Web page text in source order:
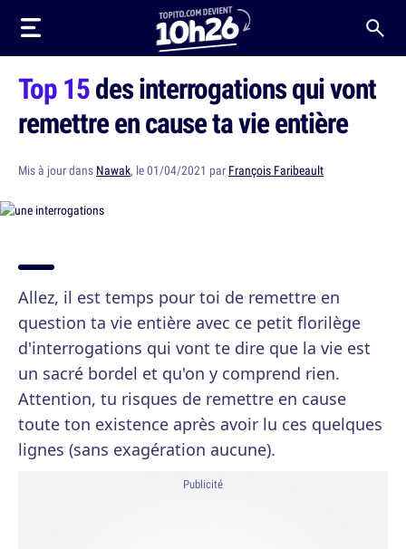
Top 15des interrogations qui vont
remettre en cause ta vie entière
Mis à jour dans Nawak, le 01/04/2021 par François Faribeault
Allez, il est temps pour toi de remettre en
question ta vie entière avec ce petit florilège
d'interrogations qui vont te dire que la vie est
un sacré bordel et qu'on y comprend rien.
Attention, tu risques de remettre en cause
toute ton existence après avoir lu ces quelques
lignes (sans exagération aucune).
Publicité